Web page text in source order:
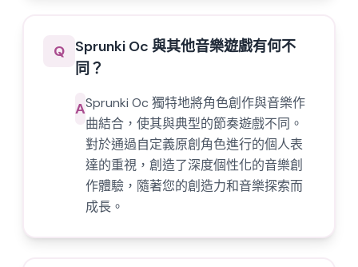
Q Sprunki Oc 與其他音樂遊戲有何不
同？
ASprunki Oc 獨特地將角色創作與音樂作
曲結合，使其與典型的節奏遊戲不同。
對於通過自定義原創角色進行的個人表
達的重視，創造了深度個性化的音樂創
作體驗，隨著您的創造力和音樂探索而
成長。